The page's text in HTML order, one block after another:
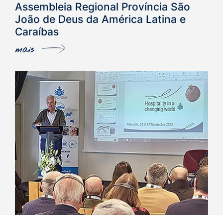
Assembleia Regional Província São
João de Deus da América Latina e
Caraíbas
mais